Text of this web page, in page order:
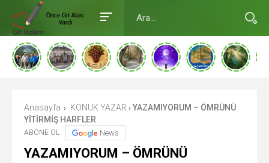
Anasayfa › KONUK YAZAR › YAZAMIYORUM – ÖMRÜNÜ
YİTİRMİŞ HARFLER
ABONE OL News
YAZAMIYORUM – ÖMRÜNÜ